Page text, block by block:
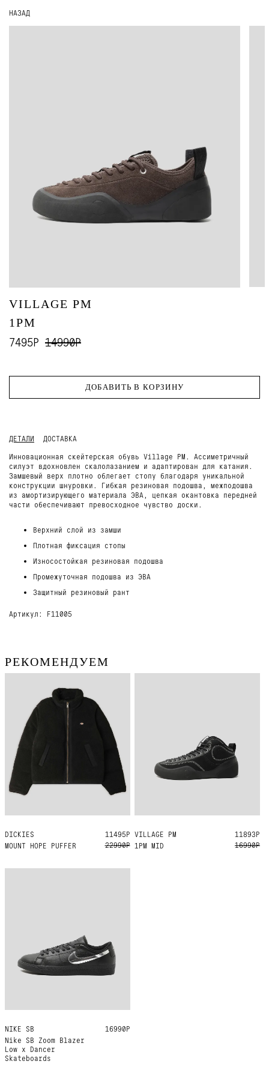
НАЗАД
VILLAGE PM
1PM
7495Р 14990Р
ДОБАВИТЬ В КОРЗИНУ
ДЕТАЛИ
ДОСТАВКА
Инновационная скейтерская обувь Village PM. Ассиметричный
силуэт вдохновлен скалолазанием и адаптирован для катания.
Замшевый верх плотно облегает стопу благодаря уникальной
конструкции шнуровки. Гибкая резиновая подошва, межподошва
из амортизирующего материала ЭВА, цепкая окантовка передней
части обеспечивают превосходное чувство доски.
Верхний слой из замши
Плотная фиксация стопы
Износостойкая резиновая подошва
Промежуточная подошва из ЭВА
Защитный резиновый рант
Артикул: F11005
РЕКОМЕНДУЕМ
DICKIES
MOUNT HOPE PUFFER
S
11495Р
22990Р
VILLAGE PM
1PM MID
US9 US8 US8.5
11893Р
16990Р
NIKE SB
Nike SB Zoom Blazer
Low x Dancer
Skateboards
US10 US8
US8.5
16990Р